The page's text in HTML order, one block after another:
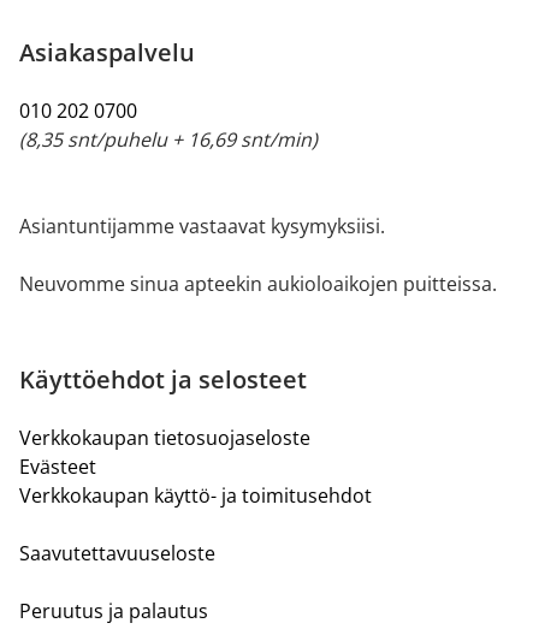
Asiakaspalvelu
010 202 0700
(8,35 snt/puhelu + 16,69 snt/min)
Asiantuntijamme vastaavat kysymyksiisi.
Neuvomme sinua apteekin aukioloaikojen puitteissa.
Käyttöehdot ja selosteet
Verkkokaupan tietosuojaseloste
Evästeet
Verkkokaupan käyttö- ja toimitusehdot
Saavutettavuuseloste
Peruutus ja palautus